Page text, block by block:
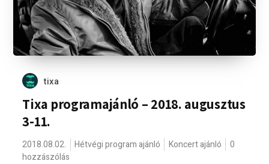
tixa
Tixa programajánló – 2018. augusztus
3-11.
2018.08.02. Hétvégi program ajánló Koncert ajánló
0
hozzászólás